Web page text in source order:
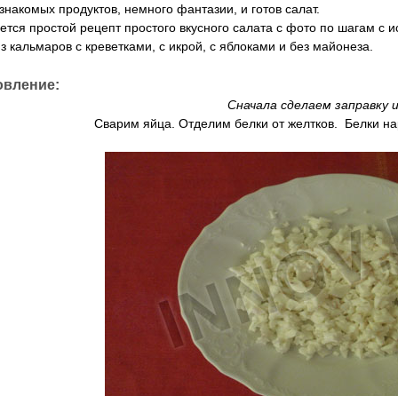
продуктов, немного фантазии, и готов салат.
простой рецепт простого вкусного салата с фото по шагам
кальмаров с креветками, с икрой, с яблоками и без майонеза.
Сначала сделаем заправку
Сварим яйца. Отделим белки от желтков. Белки